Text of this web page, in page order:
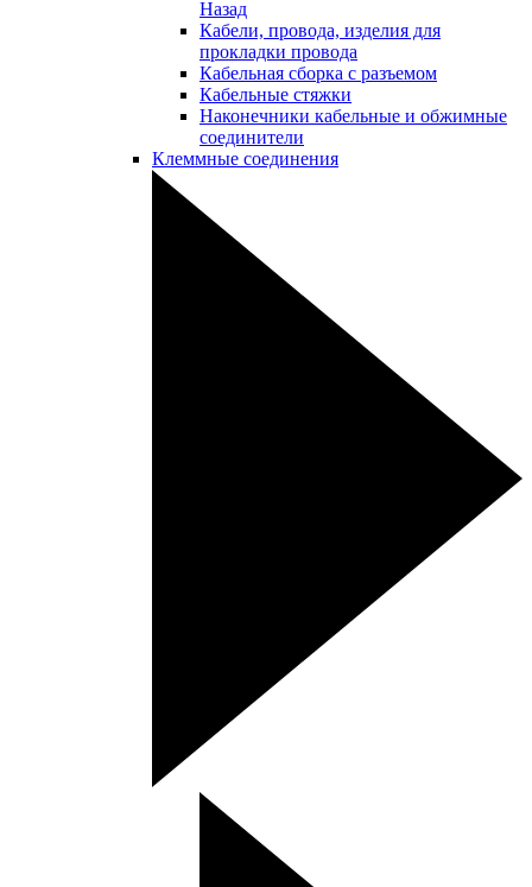
Назад
Кабели, провода, изделия для
прокладки провода
Кабельная сборка с разъемом
Кабельные стяжки
Наконечники кабельные и обжимные
соединители
Клеммные соединения